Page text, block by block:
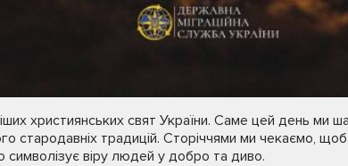
християнських свят України. Саме цей день ми
стародавніх традицій. Сторіччями ми чекаємо, щоб
символізує віру людей у добро та диво.